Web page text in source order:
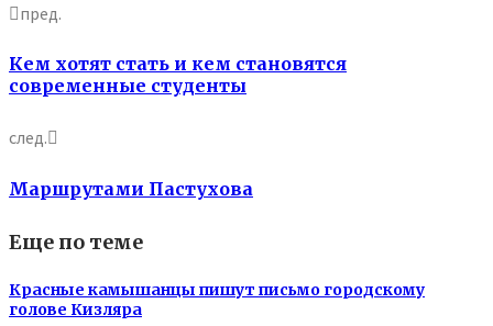
пред.
Кем хотят стать и кем становятся
современные студенты
след.
Маршрутами Пастухова
Еще по теме
Красные камышанцы пишут письмо городскому
голове Кизляра